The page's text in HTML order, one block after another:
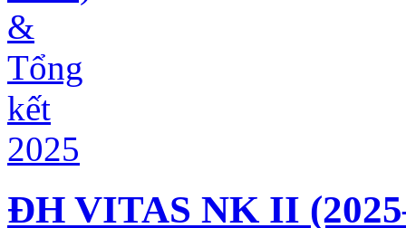
ĐH VITAS NK II